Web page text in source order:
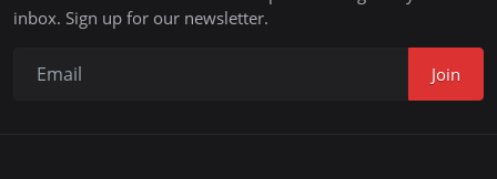
inbox. Sign up for our newsletter.
Join